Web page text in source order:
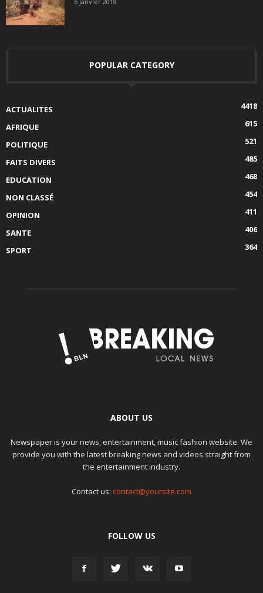
POPULAR CATEGORY
ACTUALITES
4418
AFRIQUE
615
POLITIQUE
521
FAITS DIVERS
485
EDUCATION
468
NON CLASSÉ
454
OPINION
411
SANTE
406
SPORT
364
ABOUT US
Newspaper is your news, entertainment, music fashion website. We
provide you with the latest breaking news and videos straight from
the entertainment industry.
Contact us: contact@yoursite.com
FOLLOW US